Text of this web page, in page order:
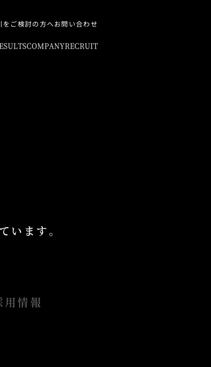
をご検討の方へお問い合わせ
COMPANYRECRUIT
います。
用情報